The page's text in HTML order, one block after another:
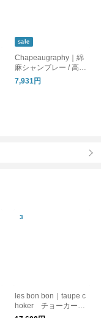
sale
Chapeaugraphy｜綿
麻シャンブレー / 高密
度織綿麻 チューリッ
プハット 帽子 00105o
7,931円
les bon bon｜taupe c
hoker チョーカー
パール モダン